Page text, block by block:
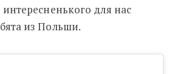
для нас
из Польши.